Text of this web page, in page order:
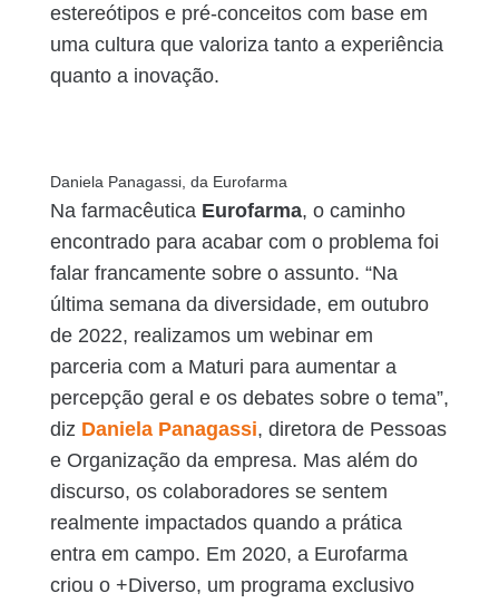
estereótipos e pré-conceitos com base em
uma cultura que valoriza tanto a experiência
quanto a inovação.
Daniela Panagassi, da Eurofarma
Na farmacêutica Eurofarma, o caminho
encontrado para acabar com o problema foi
falar francamente sobre o assunto. “Na
última semana da diversidade, em outubro
de 2022, realizamos um webinar em
parceria com a Maturi para aumentar a
percepção geral e os debates sobre o tema”,
diz Daniela Panagassi, diretora de Pessoas
e Organização da empresa. Mas além do
discurso, os colaboradores se sentem
realmente impactados quando a prática
entra em campo. Em 2020, a Eurofarma
criou o +Diverso, um programa exclusivo